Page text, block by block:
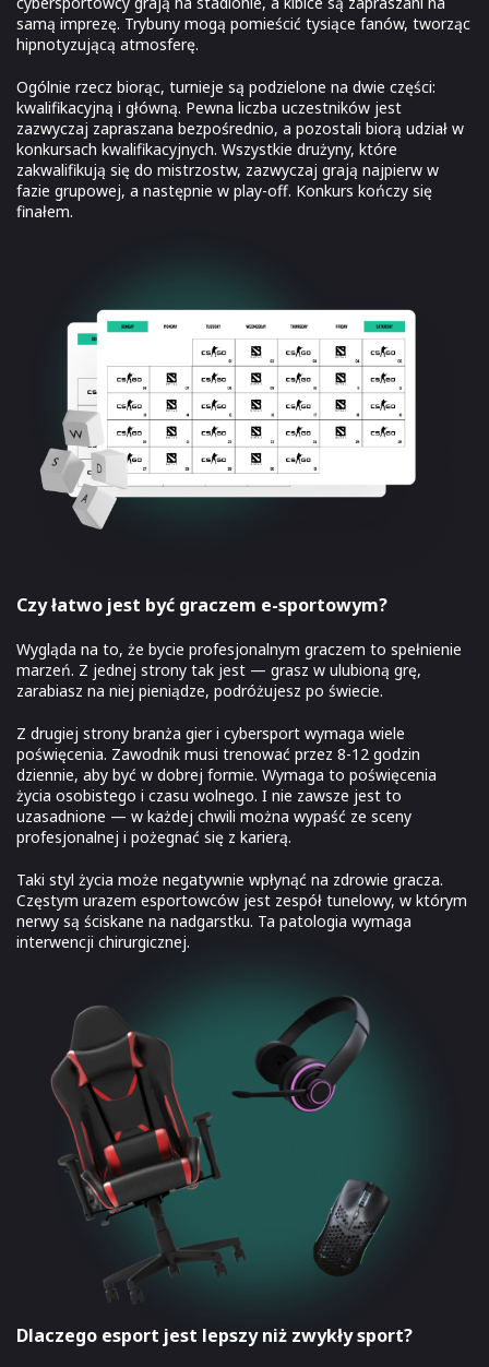
samą imprezę. Trybuny mogą pomieścić tysiące fanów, tworząc
hipnotyzującą atmosferę.
Ogólnie rzecz biorąc, turnieje są podzielone na dwie części:
kwalifikacyjną i główną. Pewna liczba uczestników jest
zazwyczaj zapraszana bezpośrednio, a pozostali biorą udział w
konkursach kwalifikacyjnych. Wszystkie drużyny, które
zakwalifikują się do mistrzostw, zazwyczaj grają najpierw w
fazie grupowej, a następnie w play-off. Konkurs kończy się
finałem.
Czy łatwo jest być graczem e-sportowym?
Wygląda na to, że bycie profesjonalnym graczem to spełnienie
marzeń. Z jednej strony tak jest — grasz w ulubioną grę,
zarabiasz na niej pieniądze, podróżujesz po świecie.
Z drugiej strony branża gier i cybersport wymaga wiele
poświęcenia. Zawodnik musi trenować przez 8-12 godzin
dziennie, aby być w dobrej formie. Wymaga to poświęcenia
życia osobistego i czasu wolnego. I nie zawsze jest to
uzasadnione — w każdej chwili można wypaść ze sceny
profesjonalnej i pożegnać się z karierą.
Taki styl życia może negatywnie wpłynąć na zdrowie gracza.
Częstym urazem esportowców jest zespół tunelowy, w którym
nerwy są ściskane na nadgarstku. Ta patologia wymaga
interwencji chirurgicznej.
Dlaczego esport jest lepszy niż zwykły sport?